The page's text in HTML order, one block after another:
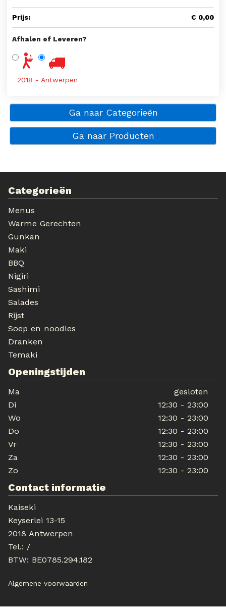
Prijs: € 0,00
Afhalen of Leveren?
2018 - Antwerpen
Ga naar Categorieën
Ga naar Producten
Categorieën
Menus
Warme Gerechten
Gunkan
Maki
BBQ
Nigiri
Sashimi
Salades
Rijst
Soep en noodles
Dranken
Temaki
Openingstijden
Ma
gesloten
Di
12:30 - 23:00
Wo
12:30 - 23:00
Do
12:30 - 23:00
Vr
12:30 - 23:00
Za
12:30 - 23:00
Zo
12:30 - 23:00
Contact informatie
Kaiseki
Keyserlei 13-15
2018 Antwerpen
Tel.: /
BTW: BE0785.294.182
Algemene voorwaarden